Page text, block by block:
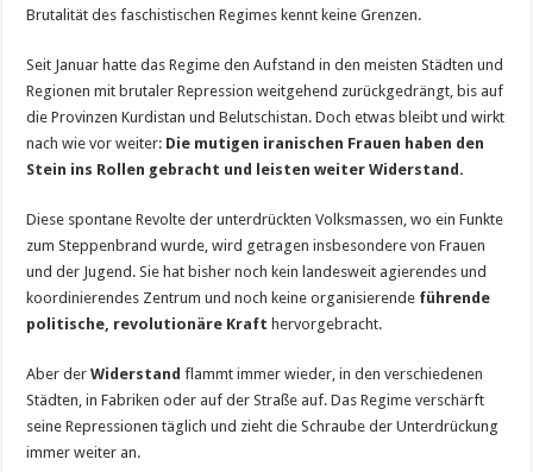
Brutalität des faschistischen Regimes kennt keine Grenzen.
Seit Januar hatte das Regime den Aufstand in den meisten Städten und
Regionen mit brutaler Repression weitgehend zurückgedrängt, bis auf
die Provinzen Kurdistan und Belutschistan. Doch etwas bleibt und wirkt
nach wie vor weiter: Die mutigen iranischen Frauen haben den
Stein ins Rollen gebracht und leisten weiter Widerstand.
Diese spontane Revolte der unterdrückten Volksmassen, wo ein Funkte
zum Steppenbrand wurde, wird getragen insbesondere von Frauen
und der Jugend. Sie hat bisher noch kein landesweit agierendes und
koordinierendes Zentrum und noch keine organisierende führende
politische, revolutionäre Kraft hervorgebracht.
Aber derWiderstandflammt immer wieder, in den verschiedenen
Städten, in Fabriken oder auf der Straße auf. Das Regime verschärft
seine Repressionen täglich und zieht die Schraube der Unterdrückung
immer weiter an.